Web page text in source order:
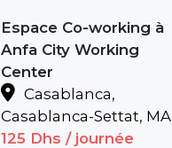
Espace Co-working à
Anfa City Working
Center
Casablanca,
Casablanca-Settat, MA
125 Dhs / journée